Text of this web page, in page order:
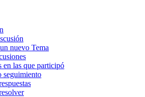
nuevo Tema
en las que participó
seguimiento